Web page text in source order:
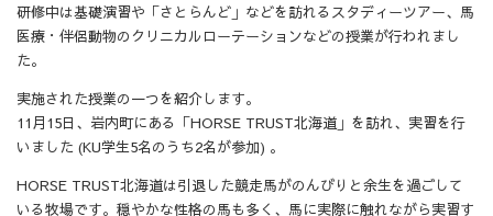
研修中は基礎演習や「さとらんど」などを訪れるスタディーツアー、馬
医療・伴侶動物のクリニカルローテーションなどの授業が行われまし
た。
実施された授業の一つを紹介します。
11月15日、岩内町にある「HORSE TRUST北海道」を訪れ、実習を行
いました (KU学生5名のうち2名が参加) 。
HORSE TRUST北海道は引退した競走馬がのんびりと余生を過ごして
いる牧場です。穏やかな性格の馬も多く、 馬に実際に触れながら実習す